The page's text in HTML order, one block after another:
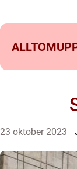
23 oktober 2023